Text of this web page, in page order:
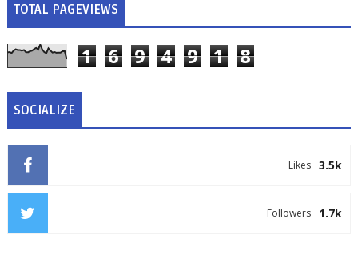
TOTAL PAGEVIEWS
1 6 9 4 9 1 8
SOCIALIZE
3.5k
Likes
1.7k
Followers